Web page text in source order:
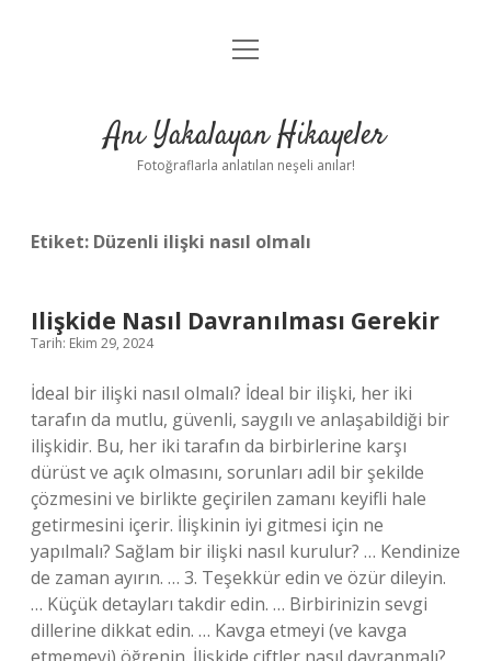
Anasayfa
Yasal Uyarı
menüyü
Anı Yakalayan Hikayeler
Fotoğraflarla anlatılan neşeli anılar!
Etiket: Düzenli ilişki nasıl olmalı
Ilişkide Nasıl Davranılması Gerekir
Tarih: Ekim 29, 2024
İdeal bir ilişki nasıl olmalı? İdeal bir ilişki, her iki
tarafın da mutlu, güvenli, saygılı ve anlaşabildiği bir
ilişkidir. Bu, her iki tarafın da birbirlerine karşı
dürüst ve açık olmasını, sorunları adil bir şekilde
çözmesini ve birlikte geçirilen zamanı keyifli hale
getirmesini içerir. İlişkinin iyi gitmesi için ne
yapılmalı? Sağlam bir ilişki nasıl kurulur? … Kendinize
de zaman ayırın. … 3. Teşekkür edin ve özür dileyin.
… Küçük detayları takdir edin. … Birbirinizin sevgi
dillerine dikkat edin. … Kavga etmeyi (ve kavga